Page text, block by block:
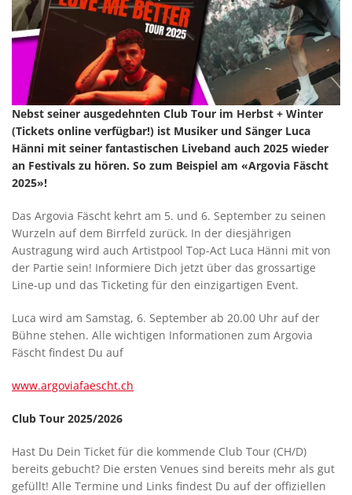
Nebst seiner ausgedehnten Club Tour im Herbst + Winter
(Tickets online verfügbar!) ist Musiker und Sänger Luca
Hänni mit seiner fantastischen Liveband auch 2025 wieder
an Festivals zu hören. So zum Beispiel am «Argovia Fäscht
2025»!
Das Argovia Fäscht kehrt am 5. und 6. September zu seinen
Wurzeln auf dem Birrfeld zurück. In der diesjährigen
Austragung wird auch Artistpool Top-Act Luca Hänni mit von
der Partie sein! Informiere Dich jetzt über das grossartige
Line-up und das Ticketing für den einzigartigen Event.
Luca wird am Samstag, 6. September ab 20.00 Uhr auf der
Bühne stehen. Alle wichtigen Informationen zum Argovia
Fäscht findest Du auf
www.argoviafaescht.ch
Club Tour 2025/2026
Hast Du Dein Ticket für die kommende Club Tour (CH/D)
bereits gebucht? Die ersten Venues sind bereits mehr als gut
gefüllt! Alle Termine und Links findest Du auf der offiziellen